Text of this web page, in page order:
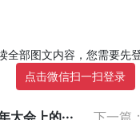
全部图文内容，您需要先
点击微信扫一扫登录
会上的··· 下一篇：